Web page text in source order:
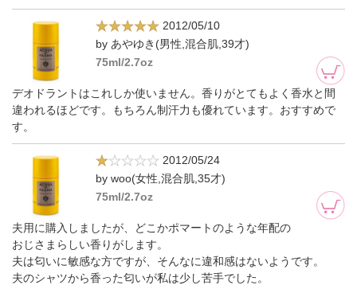
2012/05/10
by あやゆき(男性,混合肌,39才)
75ml/2.7oz
デオドラントはこれしか使いません。香りがとてもよく香水と間
違われるほどです。もちろん制汗力も優れています。おすすめで
す。
2012/05/24
by woo(女性,混合肌,35才)
75ml/2.7oz
夫用に購入しましたが、どこかポマートのような年配の
おじさまらしい香りがします。
夫は匂いに敏感な方ですが、そんなに違和感はないようです。
夫のシャツから香った匂いが私は少し苦手でした。